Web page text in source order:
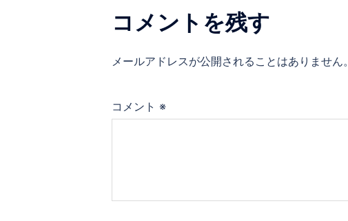
コメントを残す
メールアドレスが公開されることはありません。
コメント ※